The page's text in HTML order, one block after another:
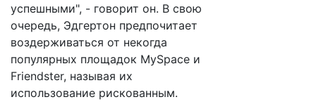
успешными", - говорит он. В свою
очередь, Эдгертон предпочитает
воздерживаться от некогда
популярных площадок MySpace и
Friendster, называя их
использование рискованным.